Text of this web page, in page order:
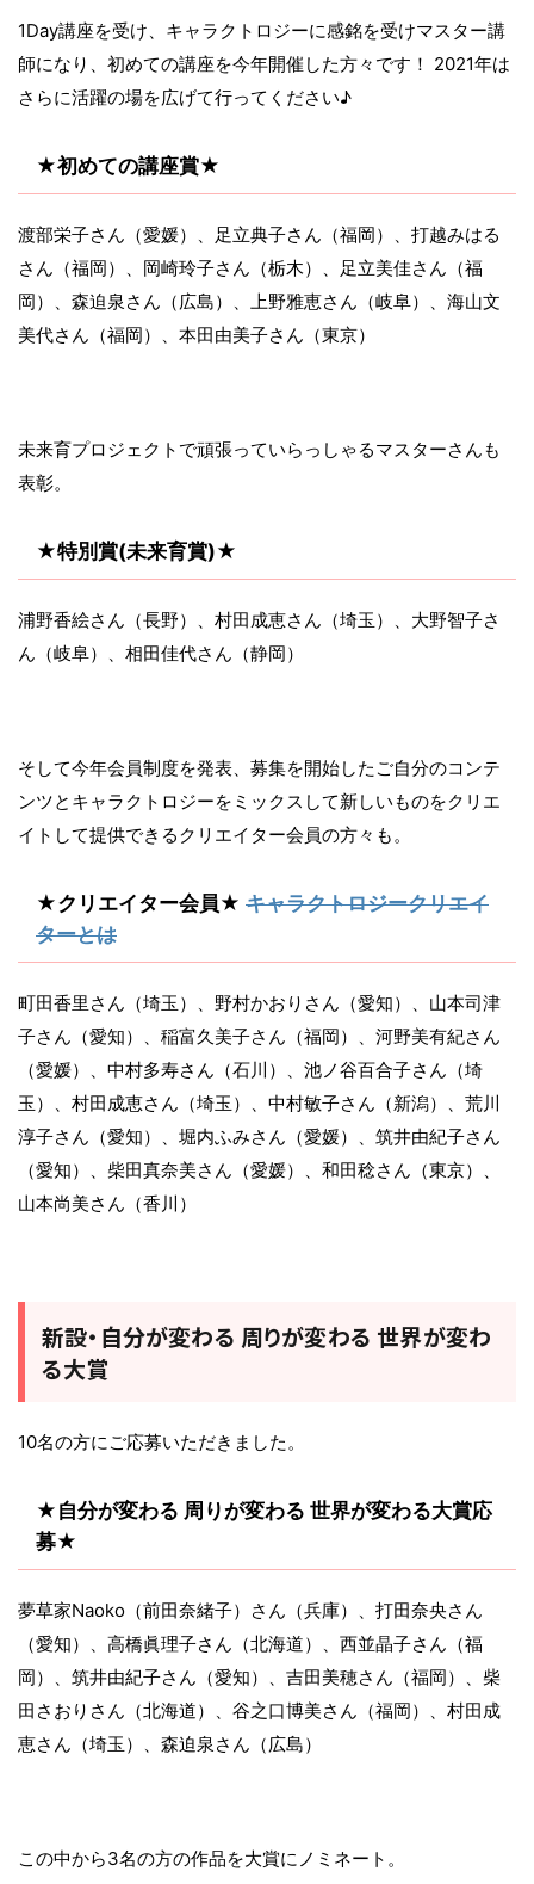
1Day講座を受け、キャラクトロジーに感銘を受けマスター講
師になり、初めての講座を今年開催した方々です！ 2021年は
さらに活躍の場を広げて行ってください♪
★初めての講座賞★
渡部栄子さん（愛媛）、足立典子さん（福岡）、打越みはる
さん（福岡）、岡崎玲子さん（栃木）、足立美佳さん（福
岡）、森迫泉さん（広島）、上野雅恵さん（岐阜）、海山文
美代さん（福岡）、本田由美子さん（東京）
未来育プロジェクトで頑張っていらっしゃるマスターさんも
表彰。
★特別賞(未来育賞)★
浦野香絵さん（長野）、村田成恵さん（埼玉）、大野智子さ
ん（岐阜）、相田佳代さん（静岡）
そして今年会員制度を発表、募集を開始したご自分のコンテ
ンツとキャラクトロジーをミックスして新しいものをクリエ
イトして提供できるクリエイター会員の方々も。
★クリエイター会員★ キャラクトロジークリエイ
ターとは
町田香里さん（埼玉）、野村かおりさん（愛知）、山本司津
子さん（愛知）、稲富久美子さん（福岡）、河野美有紀さん
（愛媛）、中村多寿さん（石川）、池ノ谷百合子さん（埼
玉）、村田成恵さん（埼玉）、中村敏子さん（新潟）、荒川
淳子さん（愛知）、堀内ふみさん（愛媛）、筑井由紀子さん
（愛知）、柴田真奈美さん（愛媛）、和田稔さん（東京）、
山本尚美さん（香川）
新設・自分が変わる 周りが変わる 世界が変わ
る大賞
10名の方にご応募いただきました。
★自分が変わる 周りが変わる 世界が変わる大賞応
募★
夢草家Naoko（前田奈緒子）さん（兵庫）、打田奈央さん
（愛知）、高橋眞理子さん（北海道）、西並晶子さん（福
岡）、筑井由紀子さん（愛知）、吉田美穂さん（福岡）、柴
田さおりさん（北海道）、谷之口博美さん（福岡）、村田成
恵さん（埼玉）、森迫泉さん（広島）
この中から3名の方の作品を大賞にノミネート。